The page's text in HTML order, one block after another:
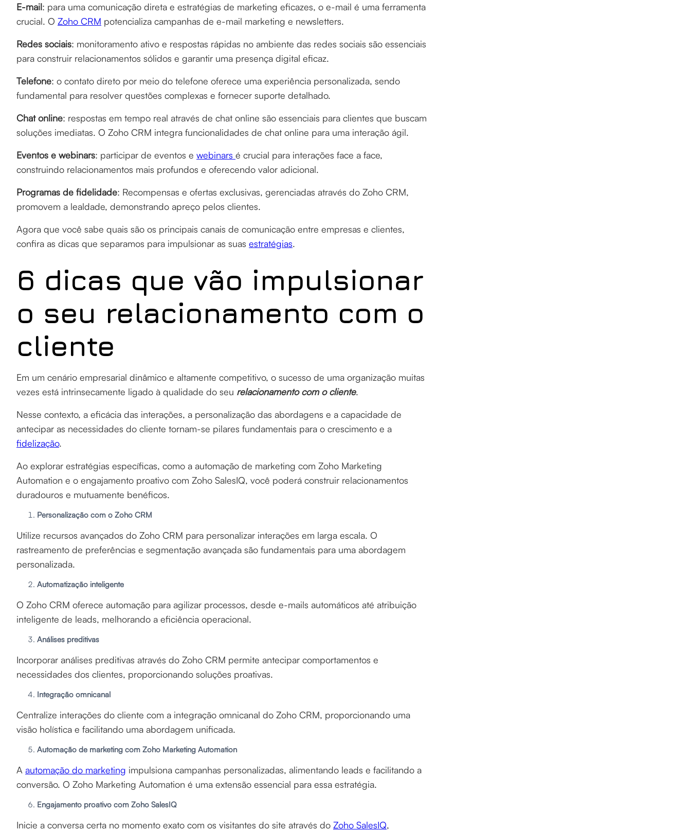
E-mail: para uma comunicação direta e estratégias de marketing eficazes, o e-mail é uma ferramenta
crucial. O Zoho CRM potencializa campanhas de e-mail marketing e newsletters.
Redes sociais: monitoramento ativo e respostas rápidas no ambiente das redes sociais são essenciais
para construir relacionamentos sólidos e garantir uma presença digital eficaz.
Telefone: o contato direto por meio do telefone oferece uma experiência personalizada, sendo
fundamental para resolver questões complexas e fornecer suporte detalhado.
Chat online: respostas em tempo real através de chat online são essenciais para clientes que buscam
soluções imediatas. O Zoho CRM integra funcionalidades de chat online para uma interação ágil.
Eventos e webinars: participar de eventos e webinars é crucial para interações face a face,
construindo relacionamentos mais profundos e oferecendo valor adicional.
Programas de fidelidade: Recompensas e ofertas exclusivas, gerenciadas através do Zoho CRM,
promovem a lealdade, demonstrando apreço pelos clientes.
Agora que você sabe quais são os principais canais de comunicação entre empresas e clientes,
confira as dicas que separamos para impulsionar as suas estratégias.
6 dicas que vão impulsionar
o seu relacionamento com o
cliente
Em um cenário empresarial dinâmico e altamente competitivo, o sucesso de uma organização muitas
vezes está intrinsecamente ligado à qualidade do seu relacionamento com o cliente.
Nesse contexto, a eficácia das interações, a personalização das abordagens e a capacidade de
antecipar as necessidades do cliente tornam-se pilares fundamentais para o crescimento e a
fidelização.
Ao explorar estratégias específicas, como a automação de marketing com Zoho Marketing
Automation e o engajamento proativo com Zoho SalesIQ, você poderá construir relacionamentos
duradouros e mutuamente benéficos.
Personalização com o Zoho CRM
Utilize recursos avançados do Zoho CRM para personalizar interações em larga escala. O
rastreamento de preferências e segmentação avançada são fundamentais para uma abordagem
personalizada.
Automatização inteligente
O Zoho CRM oferece automação para agilizar processos, desde e-mails automáticos até atribuição
inteligente de leads, melhorando a eficiência operacional.
Análises preditivas
Incorporar análises preditivas através do Zoho CRM permite antecipar comportamentos e
necessidades dos clientes, proporcionando soluções proativas.
Integração omnicanal
Centralize interações do cliente com a integração omnicanal do Zoho CRM, proporcionando uma
visão holística e facilitando uma abordagem unificada.
Automação de marketing com Zoho Marketing Automation
A automação do marketing impulsiona campanhas personalizadas, alimentando leads e facilitando a
conversão. O Zoho Marketing Automation é uma extensão essencial para essa estratégia.
Engajamento proativo com Zoho SalesIQ
Inicie a conversa certa no momento exato com os visitantes do site através do Zoho SalesIQ,